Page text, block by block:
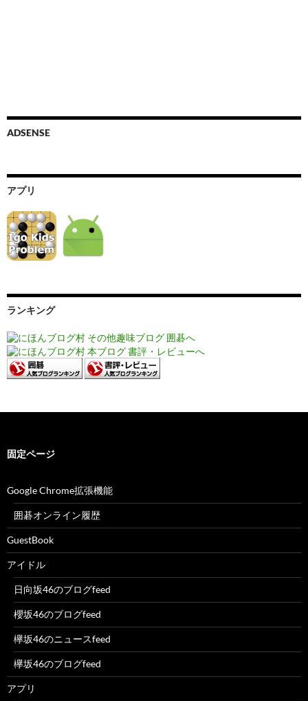
ADSENSE
アプリ
ランキング
固定ページ
Google Chrome拡張機能
囲碁オンライン履歴
GuestBook
アイドル
日向坂46のブログfeed
櫻坂46のブログfeed
欅坂46のニュースfeed
欅坂46のブログfeed
アプリ